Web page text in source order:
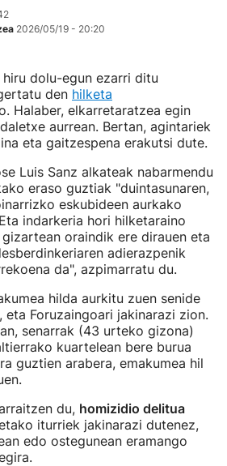
2026/05/19 - 20:20
hiru dolu-egun ezarri ditu
den hilketa
Halaber, elkarretaratzea egin
aurrean. Bertan, agintariek
eta gaitzespena erakutsi dute.
Luis Sanz alkateak nabarmendu
eraso guztiak "duintasunaren,
eskubideen aurkako
indarkeria hori hilketaraino
oraindik ere dirauen eta
adierazpenik
da", azpimarratu du.
hilda aurkitu zuen senide
eta Foruzaingoari jakinarazi zion.
senarrak (43 urteko gizona)
kuartelean bere burua
guztien arabera, emakumea hil
du, homizidio delitua
iturriek jakinarazi dutenez,
edo ostegunean eramango